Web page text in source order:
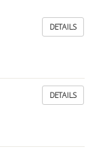
DETAILS
DETAILS